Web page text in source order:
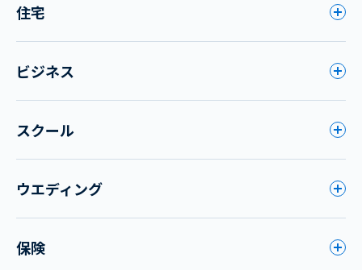
住宅
ビジネス
スクール
ウエディング
保険